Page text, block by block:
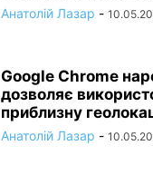
Анатолій Лазар -
Google Chrome
дозволяє
приблизну
Анатолій Лазар -